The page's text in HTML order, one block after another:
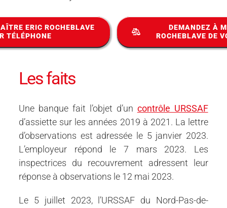
ERIC ROCHEBLAVE
TÉLÉPHONE
DEMANDEZ À
ROCHEBLAVE DE
Les faits
Une banque fait l’objet d’un contrôle URSSAF
d’assiette sur les années 2019 à 2021. La lettre
d’observations est adressée le 5 janvier 2023.
L’employeur répond le 7 mars 2023. Les
inspectrices du recouvrement adressent leur
réponse à observations le 12 mai 2023.
Le 5 juillet 2023, l’URSSAF du Nord-Pas-de-